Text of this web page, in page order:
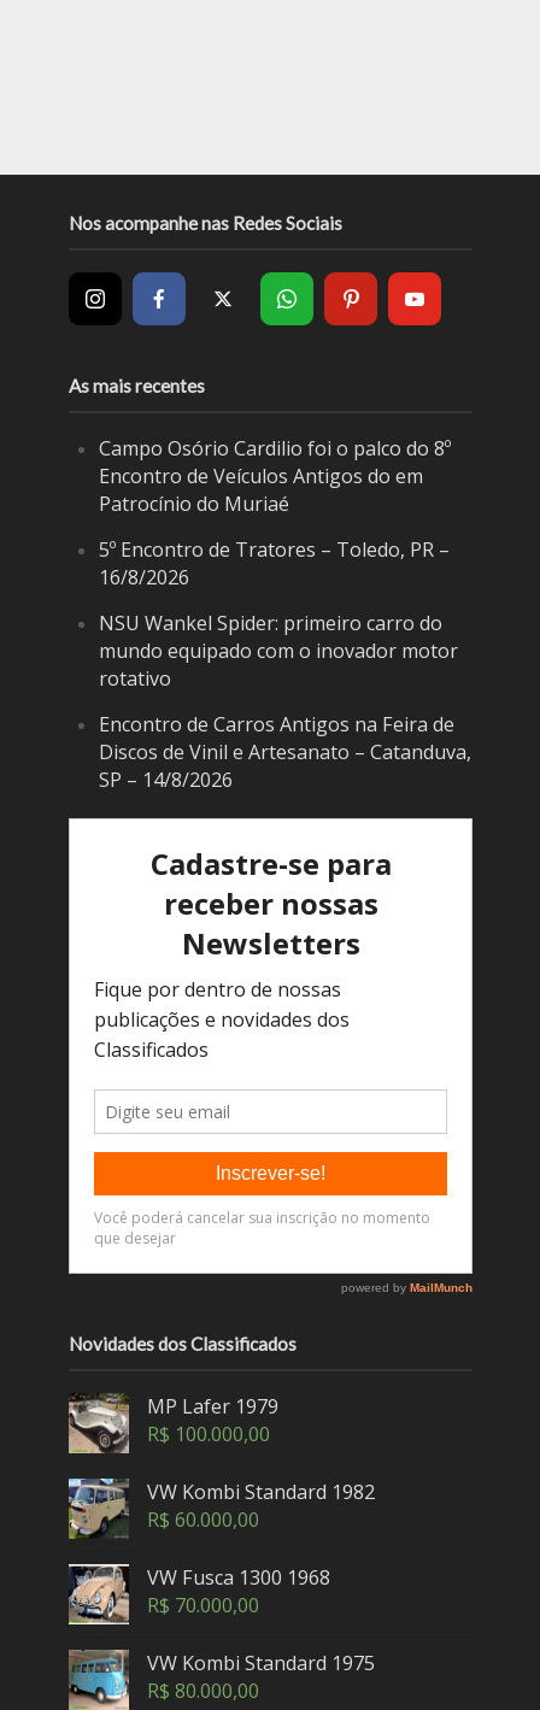
Nos acompanhe nas Redes Sociais
As mais recentes
Campo Osório Cardilio foi o palco do 8º
Encontro de Veículos Antigos do em
Patrocínio do Muriaé
5º Encontro de Tratores – Toledo, PR –
16/8/2026
NSU Wankel Spider: primeiro carro do
mundo equipado com o inovador motor
rotativo
Encontro de Carros Antigos na Feira de
Discos de Vinil e Artesanato – Catanduva,
SP – 14/8/2026
Novidades dos Classificados
MP Lafer 1979
R$ 100.000,00
VW Kombi Standard 1982
R$ 60.000,00
VW Fusca 1300 1968
R$ 70.000,00
VW Kombi Standard 1975
R$ 80.000,00